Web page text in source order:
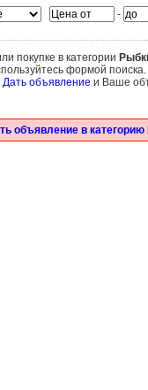
-
покупке в категории
формой поиска.
Дать объявление и Ваше
объявление в